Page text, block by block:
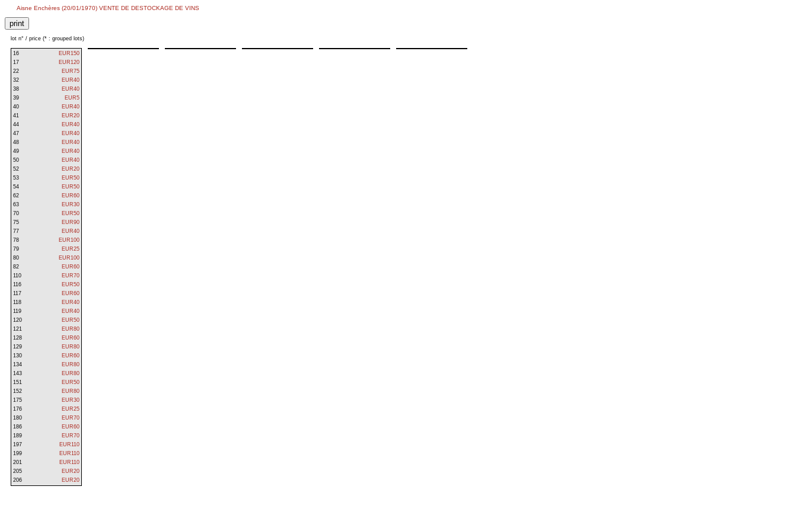
Aisne Enchères (20/01/1970) VENTE DE DESTOCKAGE DE VINS
lot n° / price (* : grouped lots)
16
EUR150
17
EUR120
22
EUR75
32
EUR40
38
EUR40
39
EUR5
40
EUR40
41
EUR20
44
EUR40
47
EUR40
48
EUR40
49
EUR40
50
EUR40
52
EUR20
53
EUR50
54
EUR50
62
EUR60
63
EUR30
70
EUR50
75
EUR90
77
EUR40
78
EUR100
79
EUR25
80
EUR100
82
EUR60
110
EUR70
116
EUR50
117
EUR60
118
EUR40
119
EUR40
120
EUR50
121
EUR80
128
EUR60
129
EUR80
130
EUR60
134
EUR80
143
EUR80
151
EUR50
152
EUR80
175
EUR30
176
EUR25
180
EUR70
186
EUR60
189
EUR70
197
EUR110
199
EUR110
201
EUR110
205
EUR20
206
EUR20